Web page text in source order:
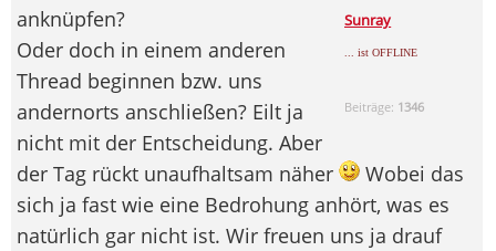
Sunray
... ist OFFLINE
Beiträge: 1346
anknüpfen?
Oder doch in einem anderen
Thread beginnen bzw. uns
andernorts anschließen? Eilt ja
nicht mit der Entscheidung. Aber
der Tag rückt unaufhaltsam näher
Wobei das
sich ja fast wie eine Bedrohung anhört, was es
natürlich gar nicht ist. Wir freuen uns ja drauf